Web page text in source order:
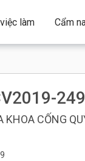
làm Cẩm
CỐNG